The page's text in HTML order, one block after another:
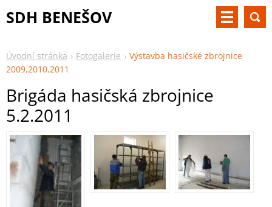
SDH BENEŠOV
Úvodní stránka Fotogalerie
Výstavba hasičské zbrojnice
2009,2010,2011
Brigáda hasičská zbrojnice
5.2.2011